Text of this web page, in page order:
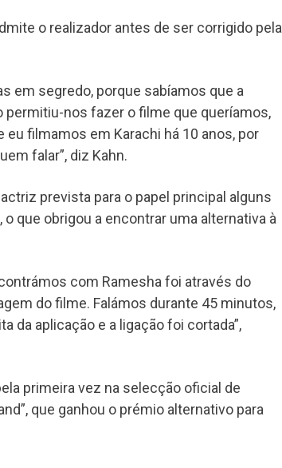
o realizador antes de ser corrigido pela
em segredo, porque sabíamos que a
nos fazer o filme que queríamos,
filmamos em Karachi há 10 anos, por
falar”, diz Kahn.
prevista para o papel principal alguns
que obrigou a encontrar uma alternativa à
com Ramesha foi através do
do filme. Falámos durante 45 minutos,
da aplicação e a ligação foi cortada”,
primeira vez na selecção oficial de
que ganhou o prémio alternativo para